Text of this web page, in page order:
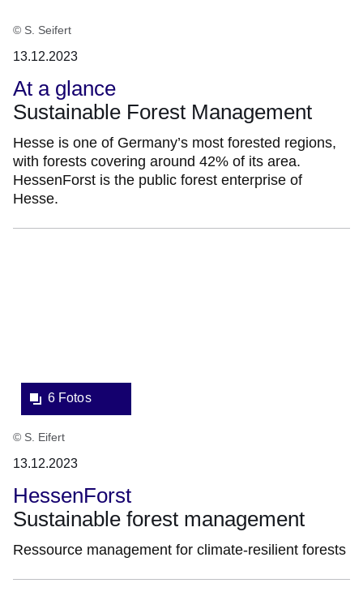
© S. Seifert
13.12.2023
At a glance
Sustainable Forest Management
Hesse is one of Germany’s most forested regions,
with forests covering around 42% of its area.
HessenForst is the public forest enterprise of
Hesse.
6 Fotos
© S. Eifert
13.12.2023
HessenForst
Sustainable forest management
Ressource management for climate-resilient forests